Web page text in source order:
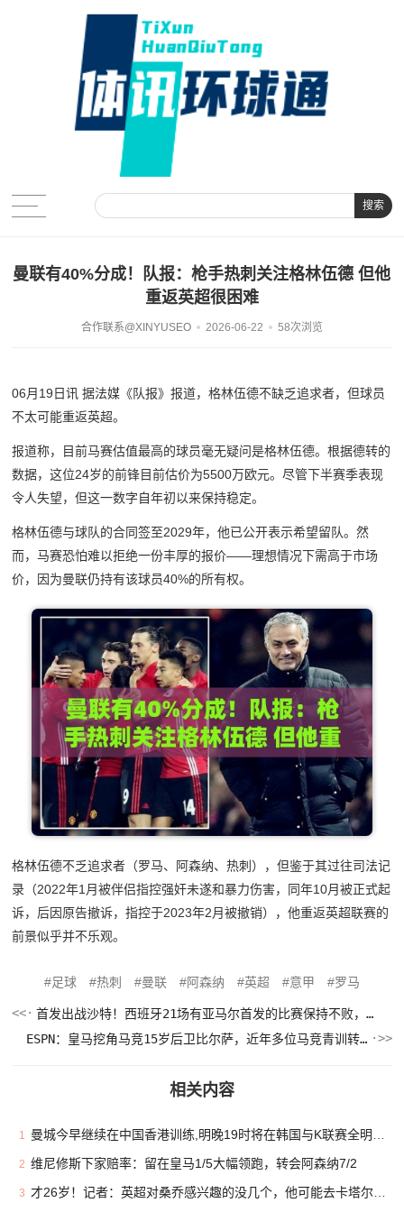
搜索
曼联有40%分成！队报：枪手热刺关注格林伍德 但他
重返英超很困难
合作联系@XINYUSEO 2026-06-22 58次浏览
06月19日讯 据法媒《队报》报道，格林伍德不缺乏追求者，但球员
不太可能重返英超。
报道称，
目前马赛估值最高的球员毫无疑问是格林伍德。根据德转的
数据，这位24岁的前锋目前估价为5500万欧元。尽管下半赛季表现
令人失望，但这一数字自年初以来保持稳定。
格林伍德与球队的合同签至2029年，他已公开表示希望留队。然
而，马赛恐怕难以拒绝一份丰厚的报价——理想情况下需高于市场
价，因为曼联仍持有该球员40%的所有权。
格林伍德不乏追求者（罗马、阿森纳、热刺），但鉴于其过往司法记
录（2022年1月被伴侣指控强奸未遂和暴力伤害，同年10月被正式起
诉，后因原告撤诉，指控于2023年2月被撤销），他重返英超联赛的
前景似乎并不乐观。
足球 热刺 曼联 阿森纳 英超 意甲 罗马
首发出战沙特！西班牙21场有亚马尔首发的比赛保持不败，打进60球
ESPN：皇马挖角马竞15岁后卫比尔萨，近年多位马竞青训转投死敌
相关内容
1 曼城今早继续在中国香港训练,明晚19时将在韩国与K联赛全明星热身
2 维尼修斯下家赔率：留在皇马1/5大幅领跑，转会阿森纳7/2
3 才26岁！记者：英超对桑乔感兴趣的没几个，他可能去卡塔尔或沙特